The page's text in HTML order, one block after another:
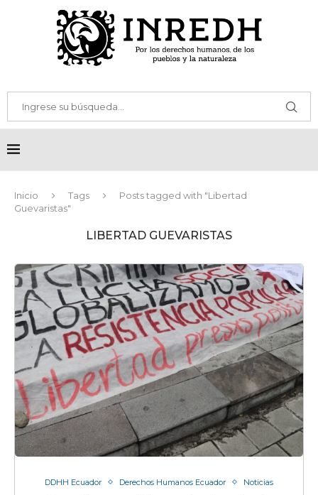
Inicio Tags
Posts tagged with "Libertad
Guevaristas"
LIBERTAD GUEVARISTAS
DDHH Ecuador Derechos Humanos Ecuador Noticias